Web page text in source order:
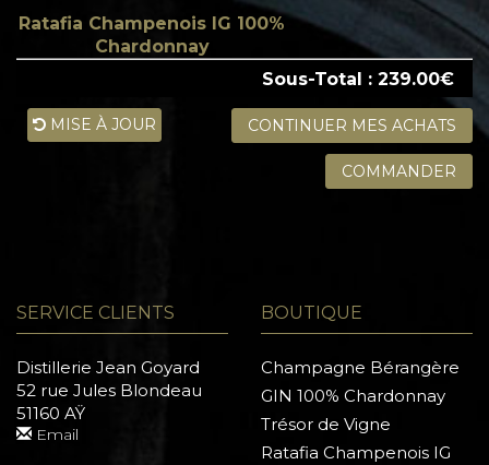
Ratafia Champenois IG 100%
Chardonnay
Sous-Total : 239.00€
MISE À JOUR CONTINUER MES ACHATS
COMMANDER
SERVICE CLIENTS
Distillerie Jean Goyard
52 rue Jules Blondeau
51160 AŸ
Email
BOUTIQUE
Champagne Bérangère
GIN 100% Chardonnay
Trésor de Vigne
Ratafia Champenois IG